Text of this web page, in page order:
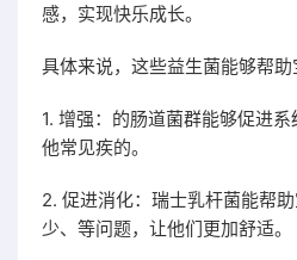
感，实现快乐成长。
具体来说，这些益生菌能够帮助
1. 增强：的肠道菌群能够促进
他常见疾的。
2. 促进消化：瑞士乳杆菌能帮
少、等问题，让他们更加舒适。